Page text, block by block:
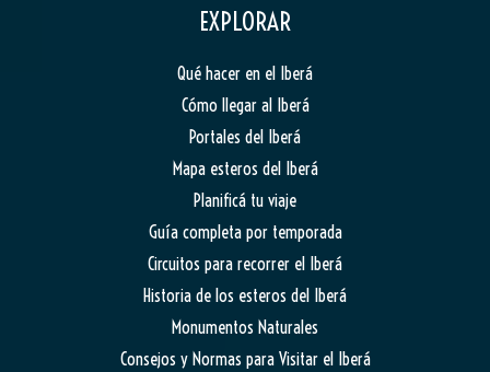
EXPLORAR
Qué hacer en el Iberá
Cómo llegar al Iberá
Portales del Iberá
Mapa esteros del Iberá
Planificá tu viaje
Guía completa por temporada
Circuitos para recorrer el Iberá
Historia de los esteros del Iberá
Monumentos Naturales
Consejos y Normas para Visitar el Iberá